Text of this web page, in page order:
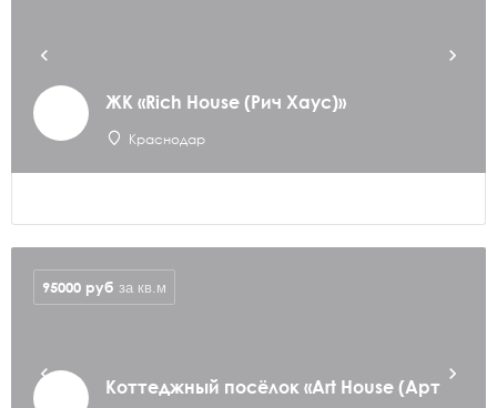
ЖК «Rich House (Рич Хаус)»
Краснодар
Коттеджный посёлок «Art House (Арт
95000 руб за кв.м